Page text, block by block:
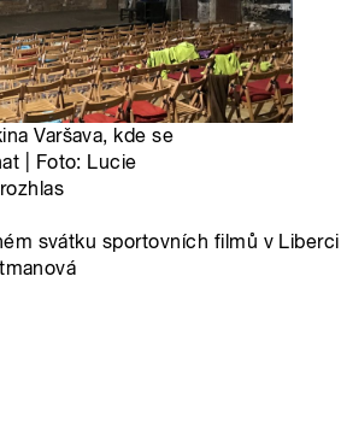
Varšava, kde se
| Foto: Lucie
svátku sportovních filmů v Liberci